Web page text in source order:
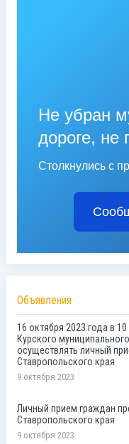
Не убран
дороге, не
Столкнулись с
Объявления
16 октября 2023 года в
Курского
осуществлять личный
Ставропольского края
9 октября 2023
Личный прием граждан
Ставропольского края
9 октября 2023